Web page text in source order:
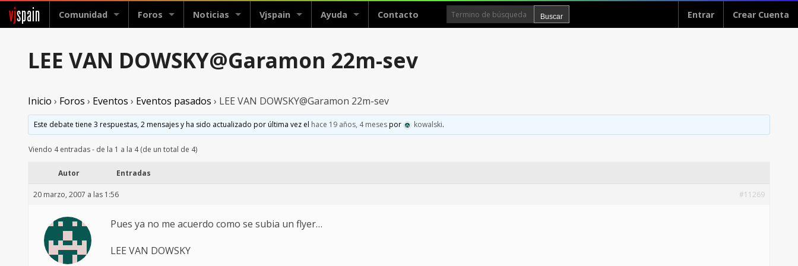
vjspain Comunidad Foros Noticias Vjspain Ayuda Contacto Entrar Crear Cuenta
LEE VAN DOWSKY@Garamon 22m-sev
Inicio › Foros › Eventos › Eventos pasados › LEE VAN DOWSKY@Garamon 22m-sev
Este debate tiene 3 respuestas, 2 mensajes y ha sido actualizado por última vez el hace 19 años, 4 mesespor kowalski.
Viendo 4 entradas - de la 1 a la 4 (de un total de 4)
Autor Entradas
20 marzo, 2007 a las 1:56 #11269
Pues ya no me acuerdo como se subia un flyer…
LEE VAN DOWSKY